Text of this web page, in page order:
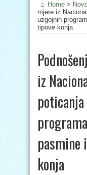
Home >
mjere iz
uzgojnih
tipove konja
iz
pasmine
konja